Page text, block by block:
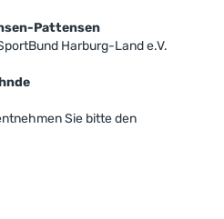
Pattensen
Harburg-Land e.V.
Sie bitte den